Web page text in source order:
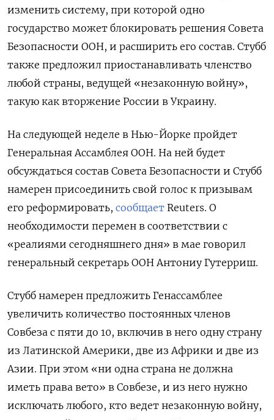
изменить систему, при которой одно
государство может блокировать решения Совета
Безопасности ООН, и расширить его состав. Стубб
также предложил приостанавливать членство
любой страны, ведущей «незаконную войну»,
такую как вторжение России в Украину.
На следующей неделе в Нью-Йорке пройдет
Генеральная Ассамблея ООН. На ней будет
обсуждаться состав Совета Безопасности и Стубб
намерен присоединить свой голос к призывам
его реформировать, сообщает Reuters. О
необходимости перемен в соответствии с
«реалиями сегодняшнего дня» в мае говорил
генеральный секретарь ООН Антониу Гутерриш.
Стубб намерен предложить Генассамблее
увеличить количество постоянных членов
Совбеза с пяти до 10, включив в него одну страну
из Латинской Америки, две из Африки и две из
Азии. При этом «ни одна страна не должна
иметь права вето» в Совбезе, и из него нужно
исключать любого, кто ведет незаконную войну,